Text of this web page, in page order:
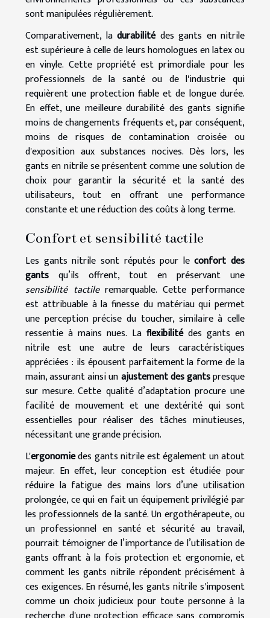
sont manipulées régulièrement.
Comparativement, la durabilitédes gants en nitrile
est supérieure à celle de leurs homologues en latex ou
en vinyle. Cette propriété est primordiale pour les
professionnels de la santé ou de l'industrie qui
requièrent une protection fiable et de longue durée.
En effet, une meilleure durabilité des gants signifie
moins de changements fréquents et, par conséquent,
moins de risques de contamination croisée ou
d'exposition aux substances nocives. Dès lors, les
gants en nitrile se présentent comme une solution de
choix pour garantir la sécurité et la santé des
utilisateurs, tout en offrant une performance
constante et une réduction des coûts à long terme.
Confort et sensibilité tactile
Les gants nitrile sont réputés pour leconfort des
gants qu’ils offrent, tout en préservant une
sensibilité tactileremarquable. Cette performance
est attribuable à la finesse du matériau qui permet
une perception précise du toucher, similaire à celle
ressentie à mains nues. La flexibilitédes gants en
nitrile est une autre de leurs caractéristiques
appréciées : ils épousent parfaitement la forme de la
main, assurant ainsi unajustement des gantspresque
sur mesure. Cette qualité d’adaptation procure une
facilité de mouvement et une dextérité qui sont
essentielles pour réaliser des tâches minutieuses,
nécessitant une grande précision.
L'ergonomiedes gants nitrile est également un atout
majeur. En effet, leur conception est étudiée pour
réduire la fatigue des mains lors d’une utilisation
prolongée, ce qui en fait un équipement privilégié par
les professionnels de la santé. Un ergothérapeute, ou
un professionnel en santé et sécurité au travail,
pourrait témoigner de l’importance de l’utilisation de
gants offrant à la fois protection et ergonomie, et
comment les gants nitrile répondent précisément à
ces exigences. En résumé, les gants nitrile s'imposent
comme un choix judicieux pour toute personne à la